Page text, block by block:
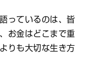
っているのは、皆
お金はどこまで重
りも大切な生き方